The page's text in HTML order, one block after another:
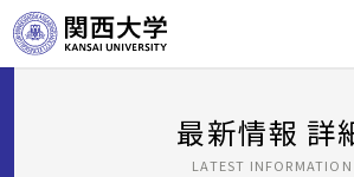
最新情報 詳
LATEST INFORMATION